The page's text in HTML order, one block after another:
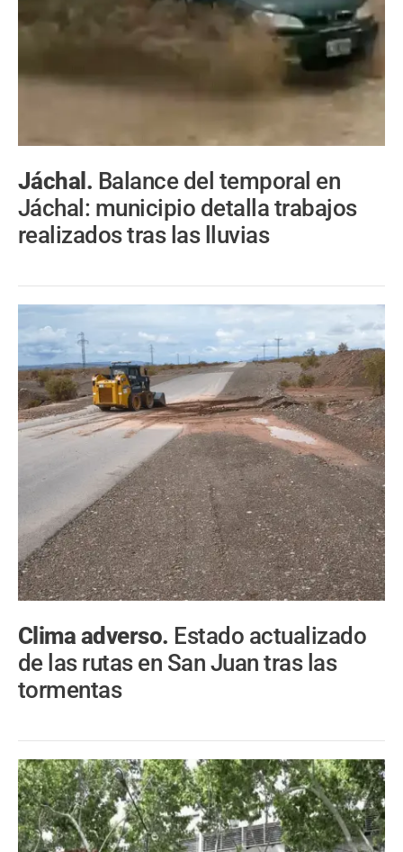
Jáchal. Balance del temporal en
Jáchal: municipio detalla trabajos
realizados tras las lluvias
Clima adverso. Estado actualizado
de las rutas en San Juan tras las
tormentas